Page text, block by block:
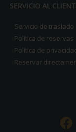
SERVICIO AL
Servicio de traslado
Política de reservas
Política de
Reservar